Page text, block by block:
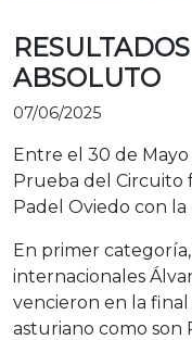
ABSOLUTO
07/06/2025
Entre el 30 de
Prueba del Circuito
Padel Oviedo con la
En primer
internacionales
vencieron en la final
asturiano como son